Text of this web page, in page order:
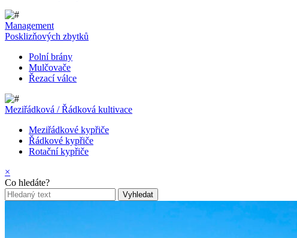
Management
Posklizňových zbytků
Polní brány
Mulčovače
Řezací válce
Meziřádková / Řádková kultivace
Meziřádkové kypřiče
Řádkové kypřiče
Rotační kypřiče
×
Co hledáte?